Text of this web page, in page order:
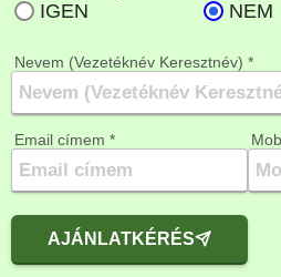
Nevem (Vezetéknév Keresztnév) *
Email címem *
AJÁNLATKÉRÉS